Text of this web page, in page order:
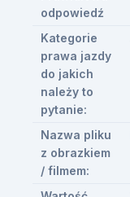
odpowiedź
Kategorie
prawa jazdy
do jakich
należy to
pytanie:
Nazwa pliku
z obrazkiem
/ filmem: